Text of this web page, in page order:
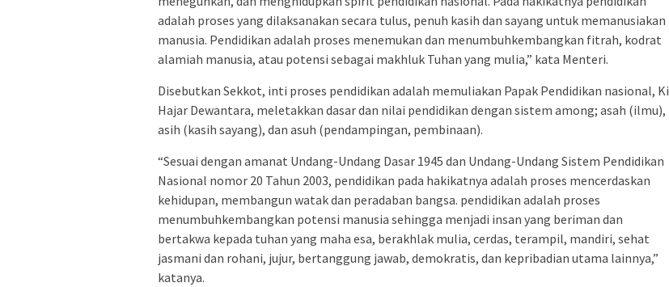
adalah proses yang dilaksanakan secara tulus, penuh kasih dan sayang untuk memanusiakan
manusia. Pendidikan adalah proses menemukan dan menumbuhkembangkan fitrah, kodrat
alamiah manusia, atau potensi sebagai makhluk Tuhan yang mulia,” kata Menteri.
Disebutkan Sekkot, inti proses pendidikan adalah memuliakan Papak Pendidikan nasional, Ki
Hajar Dewantara, meletakkan dasar dan nilai pendidikan dengan sistem among; asah (ilmu),
asih (kasih sayang), dan asuh (pendampingan, pembinaan).
“Sesuai dengan amanat Undang-Undang Dasar 1945 dan Undang-Undang Sistem Pendidikan
Nasional nomor 20 Tahun 2003, pendidikan pada hakikatnya adalah proses mencerdaskan
kehidupan, membangun watak dan peradaban bangsa. pendidikan adalah proses
menumbuhkembangkan potensi manusia sehingga menjadi insan yang beriman dan
bertakwa kepada tuhan yang maha esa, berakhlak mulia, cerdas, terampil, mandiri, sehat
jasmani dan rohani, jujur, bertanggung jawab, demokratis, dan kepribadian utama lainnya,”
katanya.